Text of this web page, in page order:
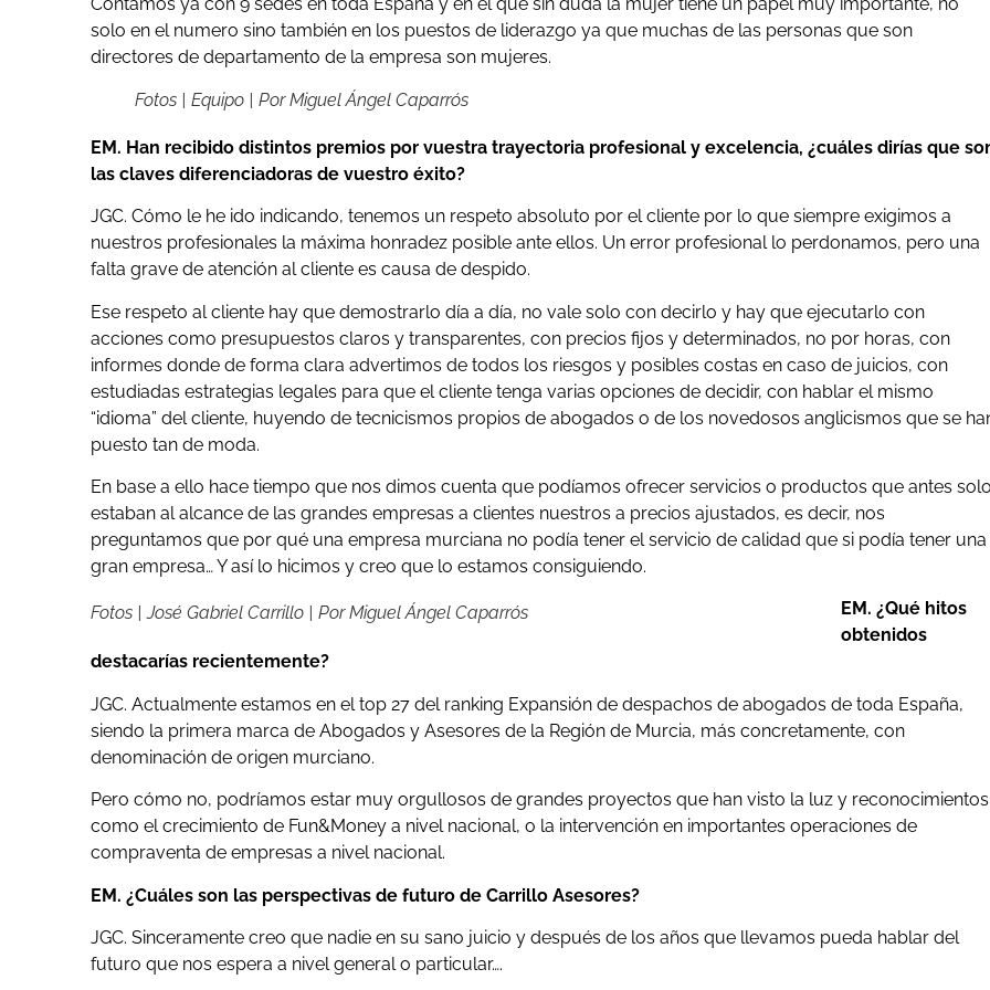
solo en el numero sino también en los puestos de liderazgo ya que muchas de las personas que son
directores de departamento de la empresa son mujeres.
Fotos | Equipo | Por Miguel Ángel Caparrós
EM. Han recibido distintos premios por vuestra trayectoria profesional y excelencia, ¿cuáles dirías que
las claves diferenciadoras de vuestro éxito?
JGC. Cómo le he ido indicando, tenemos un respeto absoluto por el cliente por lo que siempre exigimos a
nuestros profesionales la máxima honradez posible ante ellos. Un error profesional lo perdonamos, pero una
falta grave de atención al cliente es causa de despido.
Ese respeto al cliente hay que demostrarlo día a día, no vale solo con decirlo y hay que ejecutarlo con
acciones como presupuestos claros y transparentes, con precios fijos y determinados, no por horas, con
informes donde de forma clara advertimos de todos los riesgos y posibles costas en caso de juicios, con
estudiadas estrategias legales para que el cliente tenga varias opciones de decidir, con hablar el mismo
“idioma” del cliente, huyendo de tecnicismos propios de abogados o de los novedosos anglicismos que se
puesto tan de moda.
En base a ello hace tiempo que nos dimos cuenta que podíamos ofrecer servicios o productos que antes solo
estaban al alcance de las grandes empresas a clientes nuestros a precios ajustados, es decir, nos
preguntamos que por qué una empresa murciana no podía tener el servicio de calidad que si podía tener una
gran empresa… Y así lo hicimos y creo que lo estamos consiguiendo.
Fotos | José Gabriel Carrillo | Por Miguel Ángel Caparrós
EM. ¿Qué hitos
obtenidos
destacarías recientemente?
JGC. Actualmente estamos en el top 27 del ranking Expansión de despachos de abogados de toda España,
siendo la primera marca de Abogados y Asesores de la Región de Murcia, más concretamente, con
denominación de origen murciano.
Pero cómo no, podríamos estar muy orgullosos de grandes proyectos que han visto la luz y reconocimientos
como el crecimiento de Fun&Money a nivel nacional, o la intervención en importantes operaciones de
compraventa de empresas a nivel nacional.
EM. ¿Cuáles son las perspectivas de futuro de Carrillo Asesores?
JGC. Sinceramente creo que nadie en su sano juicio y después de los años que llevamos pueda hablar del
futuro que nos espera a nivel general o particular….